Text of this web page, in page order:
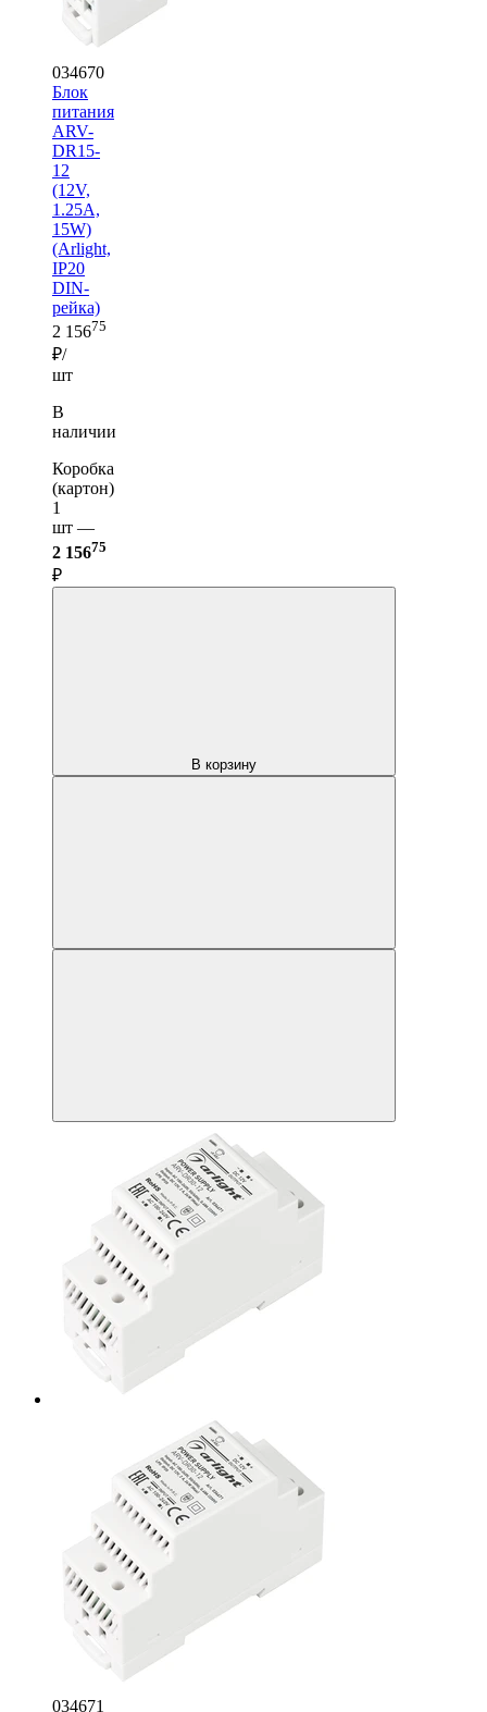
034670
Блок
питания
ARV-
DR15-
12
(12V,
1.25A,
15W)
(Arlight,
IP20
DIN-
рейка)
2 15675
₽/
шт
В
наличии
Коробка
(картон)
1
шт —
2 15675
₽
В корзину
034671